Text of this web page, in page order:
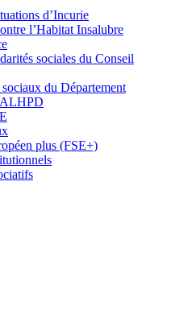
d’Incurie
l’Habitat Insalubre
sociales du Conseil
du Département
plus (FSE+)